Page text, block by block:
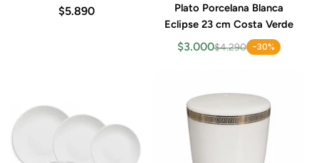
$5.890
Plato Porcelana Blanca
Eclipse 23 cm Costa Verde
$3.000$4.290 -30%